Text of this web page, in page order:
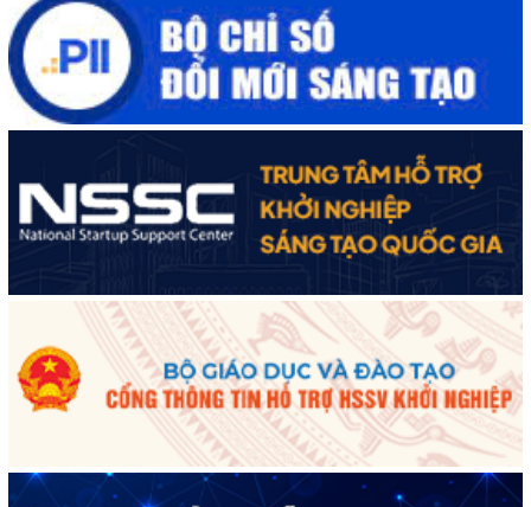
Cuộc thi trực tuyến tìm hiểu “50 năm Chiến thắng Buôn Ma
Thuột, giải phóng tỉnh Đắk Lắk (10/3/1975 - 10/3/2025)"